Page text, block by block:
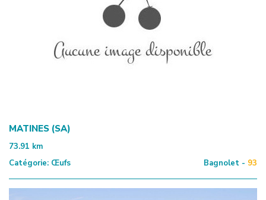
MATINES (SA)
73.91 km
Catégorie: Œufs Bagnolet - 93